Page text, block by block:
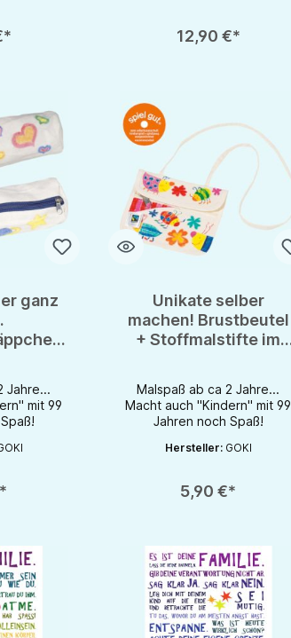
12,90 €*
ganz
Jahre...
mit 99
Unikate selber
machen! Brustbeutel
+ Stoffmalstifte im
Malspaß ab ca 2 Jahre...
Macht auch "Kindern" mit 99
Jahren noch Spaß!
Hersteller: GOKI
5,90 €*